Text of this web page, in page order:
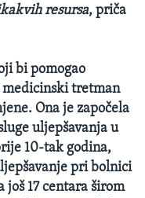
resursa, priča
bi pomogao
tretman
Ona je započela
uljepšavanja u
10-tak godina,
pri bolnici
još 17 centara širom